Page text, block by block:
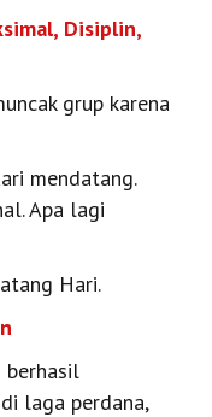
Disiplin,
grup karena
mendatang.
Apa lagi
Hari.
berhasil
laga perdana,